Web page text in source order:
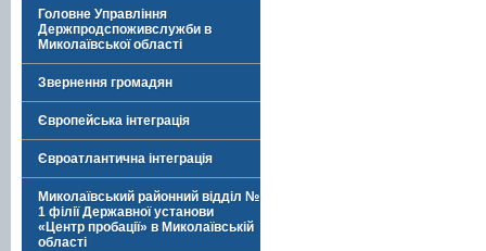
Головне Управління
Держпродспоживслужби в
Миколаївської області
Звернення громадян
Європейська інтеграція
Євроатлантична інтеграція
Миколаївський районний відділ №
1 філії Державної установи
«Центр пробації» в Миколаївській
області